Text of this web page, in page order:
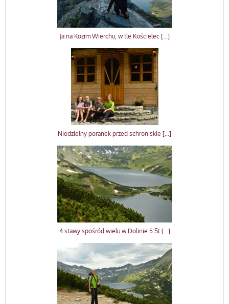
Ja na Kozim Wierchu, w tle Kościelec [...]
Niedzielny poranek przed schroniskie [...]
4 stawy spośród wielu w Dolinie 5 St [...]